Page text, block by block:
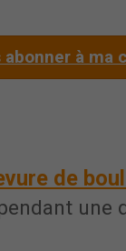
à ma
de
une